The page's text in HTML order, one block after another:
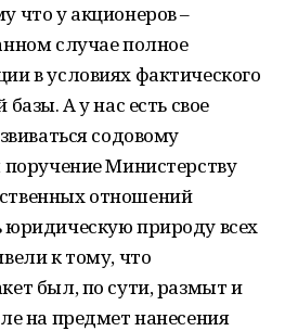
что у акционеров –
случае полное
в условиях фактического
А у нас есть свое
содовому
Министерству
отношений
юридическую природу всех
к тому, что
был, по сути, размыт и
на предмет нанесения